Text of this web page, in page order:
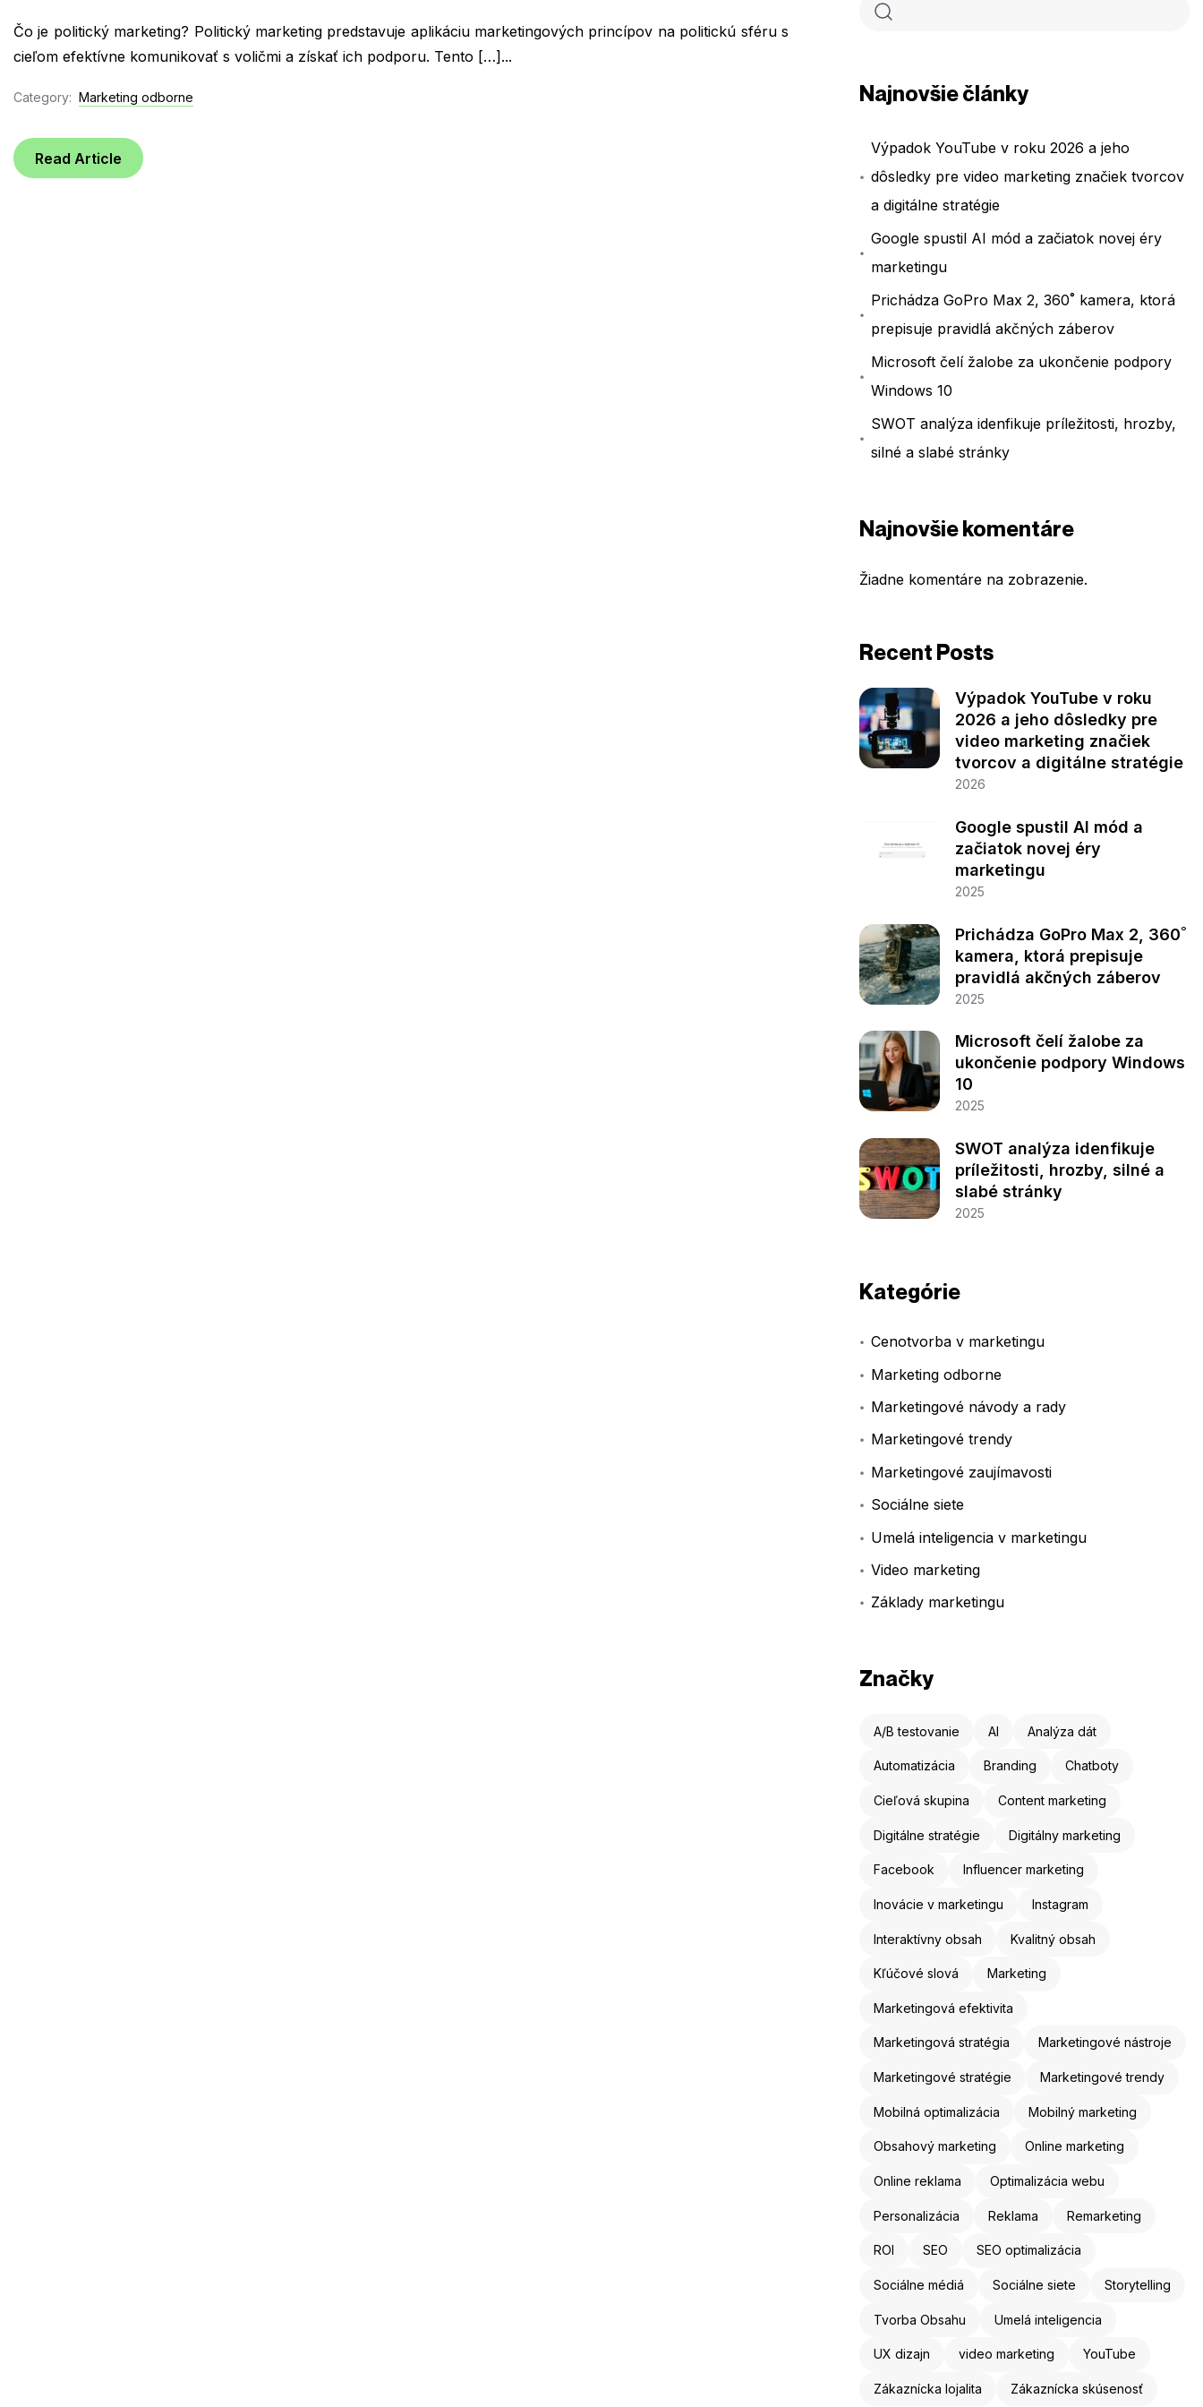
Čo je politický marketing? Politický marketing predstavuje aplikáciu marketingových princípov na politickú sféru s
cieľom efektívne komunikovať s voličmi a získať ich podporu. Tento […]...
Category: Marketing odborne
Read Article
Najnovšie články
Výpadok YouTube v roku 2026 a jeho
dôsledky pre video marketing značiek tvorcov
a digitálne stratégie
Google spustil AI mód a začiatok novej éry
marketingu
Prichádza GoPro Max 2, 360˚ kamera, ktorá
prepisuje pravidlá akčných záberov
Microsoft čelí žalobe za ukončenie podpory
Windows 10
SWOT analýza idenfikuje príležitosti, hrozby,
silné a slabé stránky
Najnovšie komentáre
Žiadne komentáre na zobrazenie.
Recent Posts
Výpadok YouTube v roku
2026 a jeho dôsledky pre
video marketing značiek
tvorcov a digitálne stratégie
2026
Google spustil AI mód a
začiatok novej éry
marketingu
2025
Prichádza GoPro Max 2, 360˚
kamera, ktorá prepisuje
pravidlá akčných záberov
2025
Microsoft čelí žalobe za
ukončenie podpory Windows
10
2025
SWOT analýza idenfikuje
príležitosti, hrozby, silné a
slabé stránky
2025
Kategórie
Cenotvorba v marketingu
Marketing odborne
Marketingové návody a rady
Marketingové trendy
Marketingové zaujímavosti
Sociálne siete
Umelá inteligencia v marketingu
Video marketing
Základy marketingu
Značky
A/B testovanie AI Analýza dát
Automatizácia Branding Chatboty
Cieľová skupina Content marketing
Digitálne stratégie Digitálny marketing
Facebook Influencer marketing
Inovácie v marketingu Instagram
Interaktívny obsah Kvalitný obsah
Kľúčové slová Marketing
Marketingová efektivita
Marketingová stratégia Marketingové nástroje
Marketingové stratégie Marketingové trendy
Mobilná optimalizácia Mobilný marketing
Obsahový marketing Online marketing
Online reklama Optimalizácia webu
Personalizácia Reklama Remarketing
ROI SEO SEO optimalizácia
Sociálne médiá Sociálne siete Storytelling
Tvorba Obsahu Umelá inteligencia
UX dizajn video marketing YouTube
Zákaznícka lojalita Zákaznícka skúsenosť